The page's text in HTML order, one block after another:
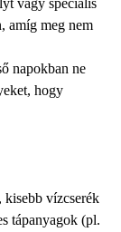
vagy speciális
amíg meg nem
napokban ne
hogy
kisebb vízcserék
tápanyagok (pl.